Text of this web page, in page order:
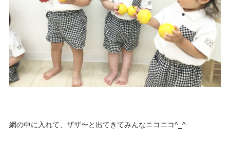
網の中に入れて、ザザ〜と出てきてみんなニコニコ^_^